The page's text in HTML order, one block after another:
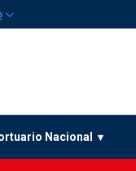
Nacional